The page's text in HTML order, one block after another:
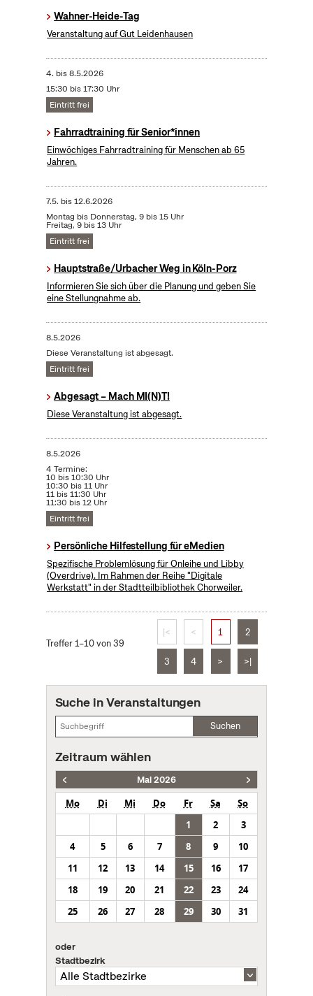
Wahner-Heide-Tag
Veranstaltung auf Gut Leidenhausen
4. bis8.5.2026
15:30 bis 17:30 Uhr
Eintritt frei
Fahrradtraining für Senior*innen
Einwöchiges Fahrradtraining für Menschen ab 65
Jahren.
7.5. bis12.6.2026
Montag bis Donnerstag, 9 bis 15 Uhr
Freitag, 9 bis 13 Uhr
Eintritt frei
Hauptstraße/Urbacher Weg in Köln-Porz
Informieren Sie sich über die Planung und geben Sie
eine Stellungnahme ab.
8.5.2026
Diese Veranstaltung ist abgesagt.
Eintritt frei
Abgesagt – Mach MI(N)T!
Diese Veranstaltung ist abgesagt.
8.5.2026
4 Termine:
10 bis 10:30 Uhr
10:30 bis 11 Uhr
11 bis 11:30 Uhr
11:30 bis 12 Uhr
Eintritt frei
Persönliche Hilfestellung für eMedien
Spezifische Problemlösung für Onleihe und Libby
(Overdrive). Im Rahmen der Reihe "Digitale
Werkstatt" in der Stadtteilbibliothek Chorweiler.
Treffer 1–10 von 39
|< < 1 2
3 4 > >|
Suche in Veranstaltungen
Suchen
Zeitraum wählen
Mai 2026
Mo Di Mi Do Fr Sa
So
1
2
3
4
5 6 7 8 9
10
11
12 13 14 15 16
17
18
19 20 21 22 23
24
25
26 27 28 29 30 31
oder
Stadtbezirk